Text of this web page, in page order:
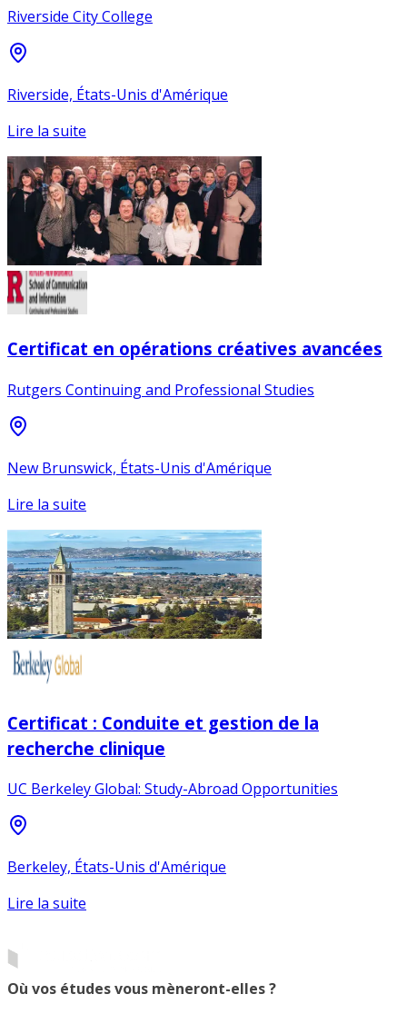
Riverside City College
Riverside, États-Unis d'Amérique
Lire la suite
Certificat en opérations créatives avancées
Rutgers Continuing and Professional Studies
New Brunswick, États-Unis d'Amérique
Lire la suite
Certificat : Conduite et gestion de la
recherche clinique
UC Berkeley Global: Study-Abroad Opportunities
Berkeley, États-Unis d'Amérique
Lire la suite
Où vos études vous mèneront-elles ?